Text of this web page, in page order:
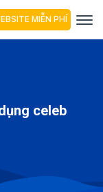
MIỄN PHÍ
celeb